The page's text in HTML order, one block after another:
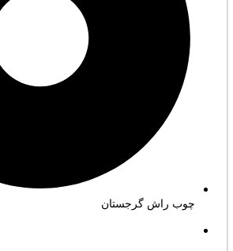
چوب راش گرجستان